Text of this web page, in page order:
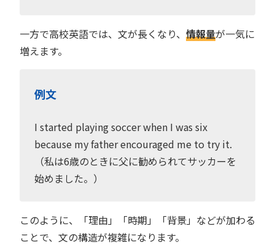
一方で高校英語では、文が長くなり、 情報量が一気に
増えます。
例文
I started playing soccer when I was six
because my father encouraged me to try it.
（私は6歳のときに父に勧められてサッカーを
始めました。）
このように、「理由」「時期」「背景」などが加わる
ことで、文の構造が複雑になります。